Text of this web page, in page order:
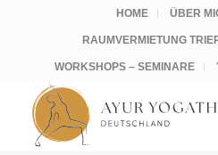
HOME ÜBER
RAUMVERMIETUNG
WORKSHOPS – SEMINARE